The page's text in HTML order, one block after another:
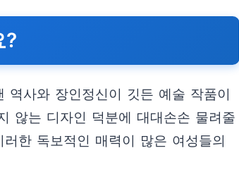
?
역사와 장인정신이 깃든 예술 작품이
않는 디자인 덕분에 대대손손 물려줄
한 독보적인 매력이 많은 여성들의